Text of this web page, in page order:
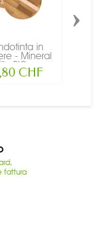
in
- Mineral
BIO...
CHF
›
fattura